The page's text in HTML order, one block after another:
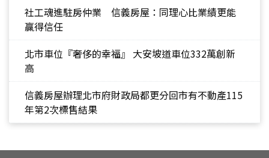
社工魂進駐房仲業 信義房屋：同理心比業績更能
贏得信任
北市車位『奢侈的幸福』 大安坡道車位332萬創新
高
信義房屋辦理北市府財政局都更分回市有不動產115
年第2次標售結果